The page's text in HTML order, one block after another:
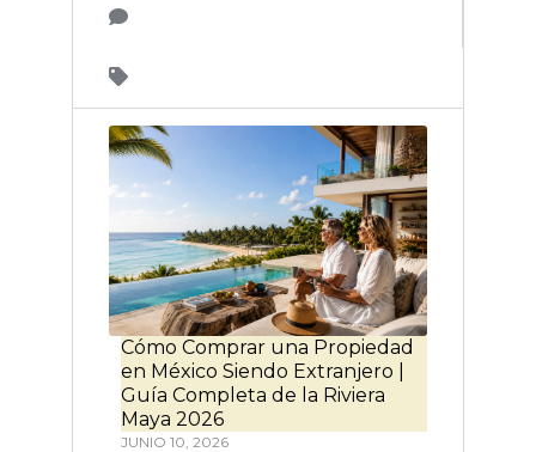
Cómo Comprar una Propiedad
en México Siendo Extranjero |
Guía Completa de la Riviera
Maya 2026
JUNIO 10, 2026